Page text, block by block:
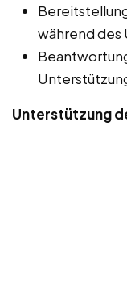
während des
Unterstützung